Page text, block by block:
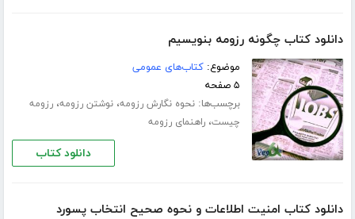
دانلود کتاب چگونه رزومه بنویسیم
موضوع:کتاب‌های عمومی
۵ صفحه
برچسب‌ها:نحوه نگارش رزومه،نوشتن رزومه،رزومه
چیست،راهنمای رزومه
دانلود کتاب
دانلود کتاب امنیت اطلاعات و نحوه صحیح انتخاب پسورد